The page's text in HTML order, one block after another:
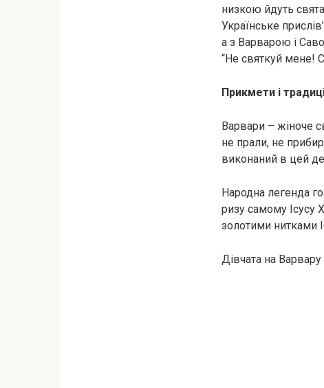
низкою йдуть
Українське
а з Варварою і
“Не святкуй мене!
Прикмети і
Варвари – жіноче
не прали, не
виконаний в цей
Народна легенда
ризу самому Ісусу
золотими нитками
Дівчата на